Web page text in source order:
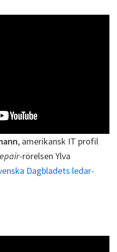
, amerikansk IT profil
-rörelsen Ylva
Dagbladets ledar-